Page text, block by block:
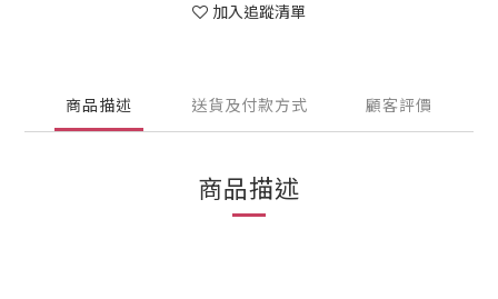
加入追蹤清單
商品描述 送貨及付款方式 顧客評價
商品描述